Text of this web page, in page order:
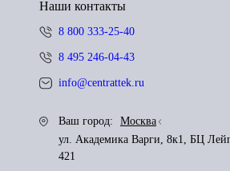
Наши контакты
8 800 333-25-40
8 495 246-04-43
info@centrattek.ru
Ваш город:
Москва
ул. Академика Варги, 8к1, БЦ
421